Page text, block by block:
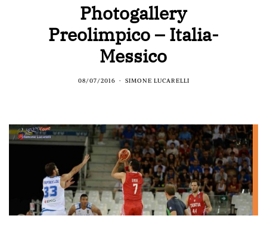
Photogallery
Preolimpico – Italia-
Messico
08/07/2016 SIMONE LUCARELLI